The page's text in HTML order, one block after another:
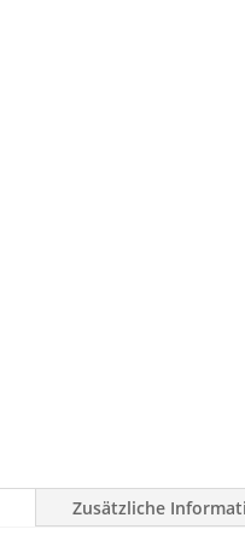
Zusätzliche